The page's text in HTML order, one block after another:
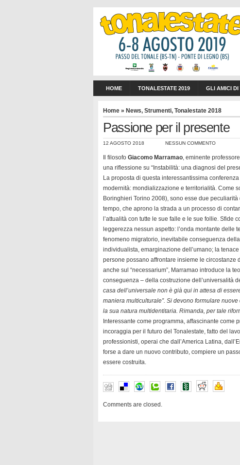
HOME TONALESTATE 2019 GLI AMICI DI
Home » News, Strumenti, Tonalestate 2018
Passione per il presente
12 AGOSTO 2018 NESSUN COMMENTO
Il filosofo Giacomo Marramao, eminente
una riflessione su “Instabilità: una diagnosi del
La proposta di questa interessantissima
modernità: mondializzazione e territorialità. Come
Boringhieri Torino 2008), sono esse due
tempo, che aprono la strada a un processo di
l’attualità con tutte le sue falle e le sue follie. Sfide
leggerezza nessun aspetto: l’onda montante delle
fenomeno migratorio, inevitabile conseguenza
individualista, emarginazione dell’umano; la
persone possano affrontare insieme le circostanze
anche sul “necessarium”, Marramao introduce la
conseguenza – della costruzione dell’universalità
casa dell’universale non è già qui in attesa di
maniera multiculturale”. Si devono formulare
la sua natura multidentitaria. Rimanda, per tale
Interessante come programma, affascinante come
incoraggia per il futuro del Tonalestate, fatto del
professionisti, operai che dall’America Latina,
forse a dare un nuovo contributo, compiere un
essere costruita.
Comments are closed.